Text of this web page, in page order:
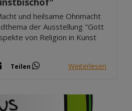
und heilsame Ohnmacht
der Ausstellung "Gott
von Religion in Kunst
Teilen Weiterlesen